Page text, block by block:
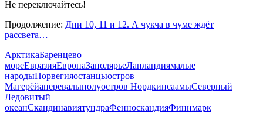
Не переключайтесь!
Продолжение: Дни 10, 11 и 12. А чукча в чуме ждёт
рассвета…
АрктикаБаренцево
мореЕвразияЕвропаЗаполярьеЛапландиямалые
народыНорвегияостанцыостров
Магерёйаперевалыполуостров НордкинсаамыСеверный
Ледовитый
океанСкандинавиятундраФенноскандияФиннмарк